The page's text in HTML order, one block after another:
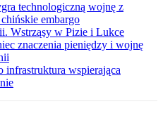
technologiczną wojnę z
embargo
Wstrząsy w Pizie i Lukce
znaczenia pieniędzy i wojnę
infrastruktura wspierająca